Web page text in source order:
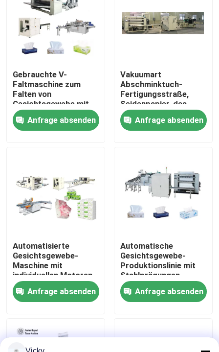
Produkte
Über uns
Qualitätskontrolle
Neuigkeiten
Bitte um ein Angebot
Seidenpapier-Fertigungsstraße
Gebrauchte V-
Faltmaschine zum
Falten von
Gesichtsgewebe mit
Hochgeschwindigkeits-
automatischer
Verpackungsmaschine
Anfrage absenden
Vakuumart
Abschminktuch-
Fertigungsstraße,
Seidenpapier, das
Maschine umwandelt
Anfrage absenden
Automatisierte
Gesichtsgewebe-
Maschine mit
individuellen Motoren,
Frequenzumwandlern
und
Laminationstechnologie
Anfrage absenden
Automatische
Gesichtsgewebe-
Produktionslinie mit
Stahlprägungen
Anfrage absenden